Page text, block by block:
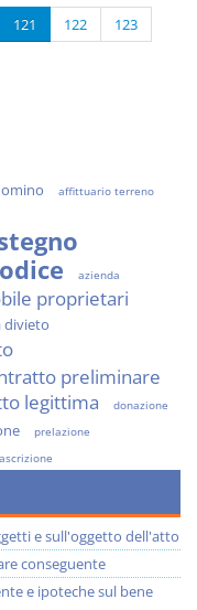
121 122
123
affittuario terreno
azienda
proprietari
divieto
preliminare
legittima donazione
prelazione
e sull'oggetto dell'atto
conseguente
e ipoteche sul bene